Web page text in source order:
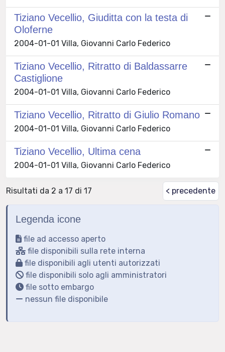
Tiziano Vecellio, Giuditta con la testa di
Oloferne
2004-01-01 Villa, Giovanni Carlo Federico
Tiziano Vecellio, Ritratto di Baldassarre
Castiglione
2004-01-01 Villa, Giovanni Carlo Federico
Tiziano Vecellio, Ritratto di Giulio Romano
2004-01-01 Villa, Giovanni Carlo Federico
Tiziano Vecellio, Ultima cena
2004-01-01 Villa, Giovanni Carlo Federico
Risultati da 2 a 17 di 17 < precedente
Legenda icone
file ad accesso aperto
file disponibili sulla rete interna
file disponibili agli utenti autorizzati
file disponibili solo agli amministratori
file sotto embargo
nessun file disponibile